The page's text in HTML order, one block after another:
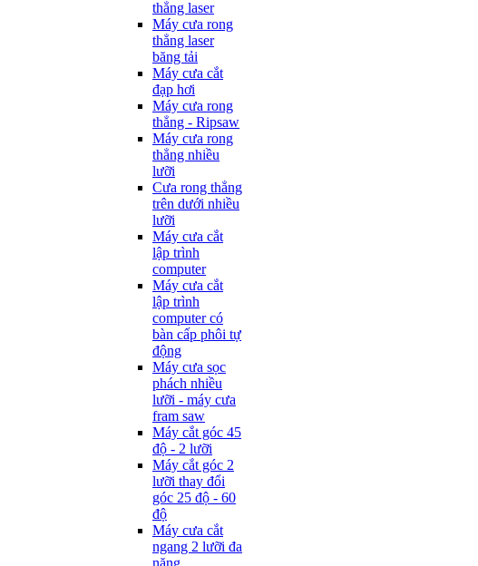
thẳng laser
Máy cưa rong
thẳng laser
băng tải
Máy cưa cắt
đạp hơi
Máy cưa rong
thẳng - Ripsaw
Máy cưa rong
thẳng nhiều
lưỡi
Cưa rong thẳng
trên dưới nhiều
lưỡi
Máy cưa cắt
lập trình
computer
Máy cưa cắt
lập trình
computer có
bàn cấp phôi tự
động
Máy cưa sọc
phách nhiều
lưỡi - máy cưa
fram saw
Máy cắt góc 45
độ - 2 lưỡi
Máy cắt góc 2
lưỡi thay đổi
góc 25 độ - 60
độ
Máy cưa cắt
ngang 2 lưỡi đa
năng